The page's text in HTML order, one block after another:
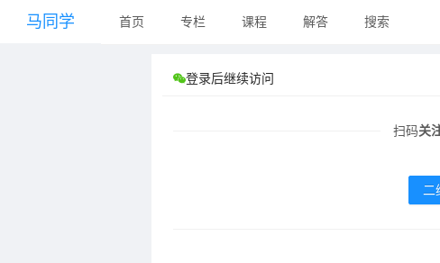
马同学 首页 专栏 课程 解答 搜索
登录后继续访问
扫码关
二